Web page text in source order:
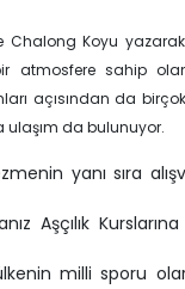
Koyu yazarak
atmosfere sahip
açısından da
ulaşım da bulunuyor.
yanı sıra
Kurslarına
milli sporu